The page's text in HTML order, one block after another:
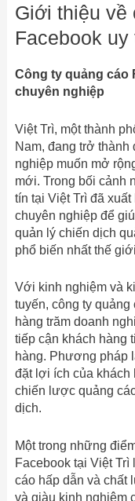
Giới thiệu về
Facebook
Công ty quảng cáo
chuyên nghiệp
Việt Trì, một thành
Nam, đang trở
nghiệp muốn mở
mới. Trong bối cảnh
tín tại Việt Trì đã
chuyên nghiệp để
quản lý chiến dịch
phổ biến nhất thế
Với kinh nghiệm và
tuyến, công ty
hàng trăm doanh
tiếp cận khách hàng
hàng. Phương pháp
đặt lợi ích của khách
chiến lược quảng
dịch.
Một trong những
Facebook tại Việt Trì
cáo hấp dẫn và chất
và giàu kinh nghiệm